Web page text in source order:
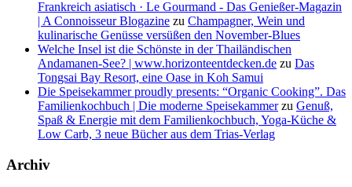
Frankreich asiatisch · Le Gourmand - Das Genießer-Magazin
| A Connoisseur Blogazine zu Champagner, Wein und
kulinarische Genüsse versüßen den November-Blues
Welche Insel ist die Schönste in der Thailändischen
Andamanen-See? | www.horizonteentdecken.de zu Das
Tongsai Bay Resort, eine Oase in Koh Samui
Die Speisekammer proudly presents: “Organic Cooking”. Das
Familienkochbuch | Die moderne Speisekammerzu Genuß,
Spaß & Energie mit dem Familienkochbuch, Yoga-Küche &
Low Carb, 3 neue Bücher aus dem Trias-Verlag
Archiv